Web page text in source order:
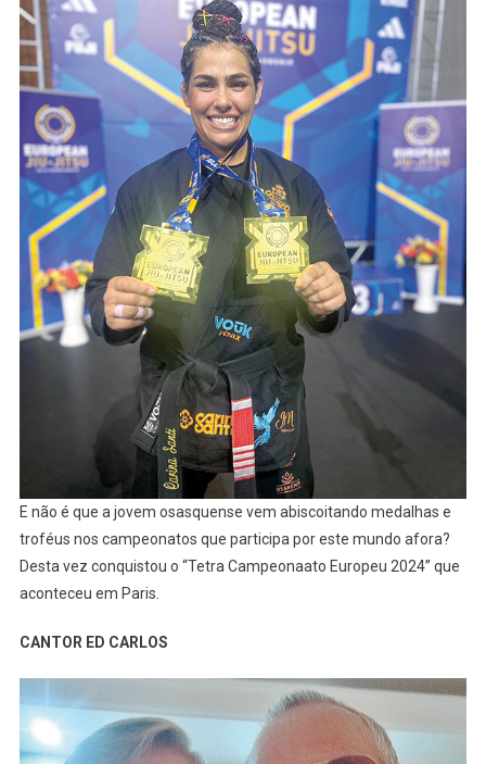
E não é que a jovem osasquense vem abiscoitando medalhas e
troféus nos campeonatos que participa por este mundo afora?
Desta vez conquistou o “Tetra Campeonaato Europeu 2024” que
aconteceu em Paris.
CANTOR ED CARLOS